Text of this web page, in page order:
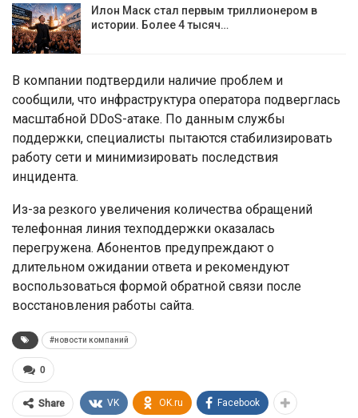
Илон Маск стал первым триллионером в
истории. Более 4 тысяч…
В компании подтвердили наличие проблем и
сообщили, что инфраструктура оператора подверглась
масштабной DDoS-атаке. По данным службы
поддержки, специалисты пытаются стабилизировать
работу сети и минимизировать последствия
инцидента.
Из-за резкого увеличения количества обращений
телефонная линия техподдержки оказалась
перегружена. Абонентов предупреждают о
длительном ожидании ответа и рекомендуют
воспользоваться формой обратной связи после
восстановления работы сайта.
#новости компаний
0
Share VK OK.ru Facebook